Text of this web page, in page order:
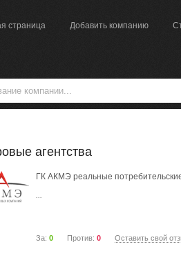
страница Добавить компанию
агентства
ГК АКМЭ реальные
...
За: 0 Против: 0 Оставить свой